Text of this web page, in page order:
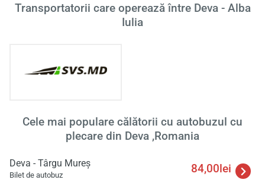
Transportatorii care operează între Deva - Alba
Iulia
Cele mai populare călătorii cu autobuzul cu
plecare din Deva ,Romania
Deva - Târgu Mureş
Bilet de autobuz 84,00lei